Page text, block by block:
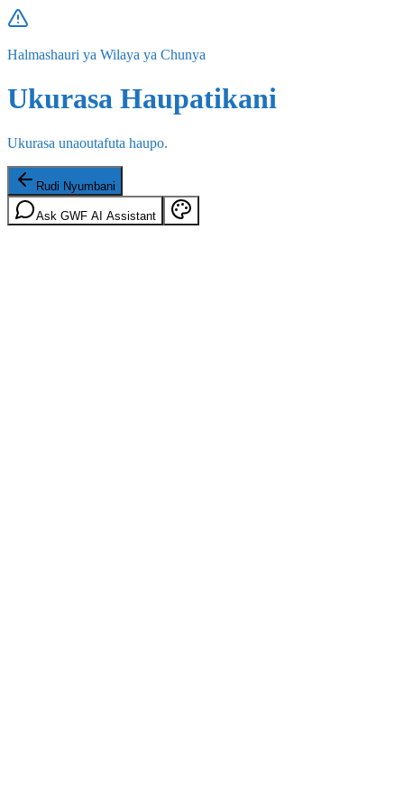
Halmashauri ya Wilaya ya Chunya
Ukurasa Haupatikani
Ukurasa unaoutafuta haupo.
Rudi Nyumbani
Ask GWF AI Assistant